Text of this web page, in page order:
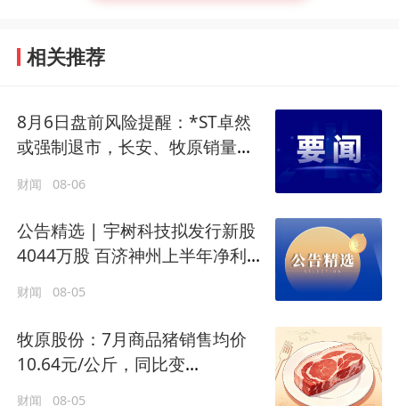
相关推荐
8月6日盘前风险提醒：*ST卓然
或强制退市，长安、牧原销量大
财闻 08-06
公告精选 | 宇树科技拟发行新股
4044万股 百济神州上半年净利润
财闻 08-05
牧原股份：7月商品猪销售均价
10.64元/公斤，同比变
财闻 08-05